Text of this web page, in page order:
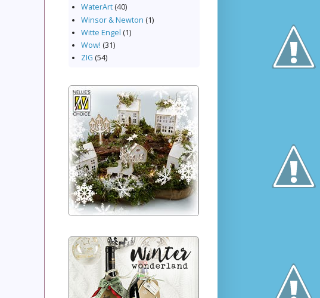
WaterArt (40)
Winsor & Newton (1)
Witte Engel (1)
Wow! (31)
ZIG (54)